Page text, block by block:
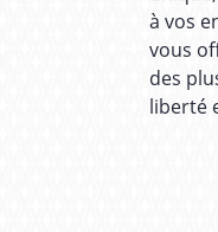
à vos
vous
des
liberté